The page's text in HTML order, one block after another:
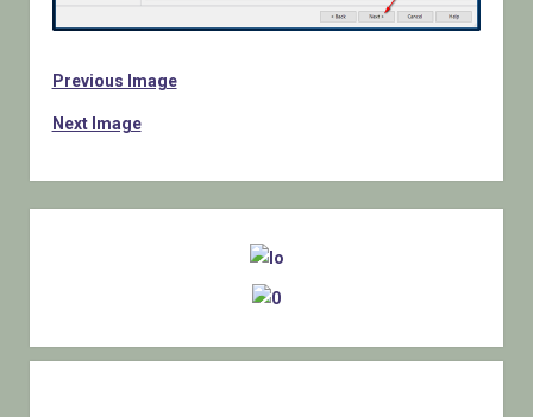
Previous Image
Next Image